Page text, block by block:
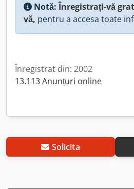
Notă:Înregistrați-vă
vă, pentru a accesa toate
Înregistrat din: 2002
13.113 Anunțuri online
Solicita